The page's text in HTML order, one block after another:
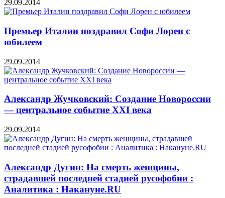
29.09.2014
Премьер Италии поздравил Софи Лорен с
юбилеем
29.09.2014
Александр Жучковский: Создание Новороссии
— центральное событие XXI века
29.09.2014
Александр Дугин: На смерть женщины,
страдавшей последней стадией русофобии :
Аналитика : Накануне.RU